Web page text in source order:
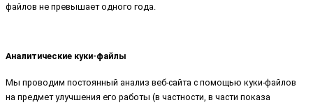
файлов не превышает одного года.
Аналитические куки-файлы
Мы проводим постоянный анализ веб-сайта с помощью куки-файлов
на предмет улучшения его работы (в частности, в части показа